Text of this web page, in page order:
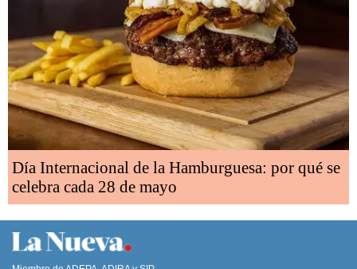
Día Internacional de la Hamburguesa: por qué se
celebra cada 28 de mayo